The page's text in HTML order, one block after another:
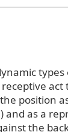
position
and as a
the